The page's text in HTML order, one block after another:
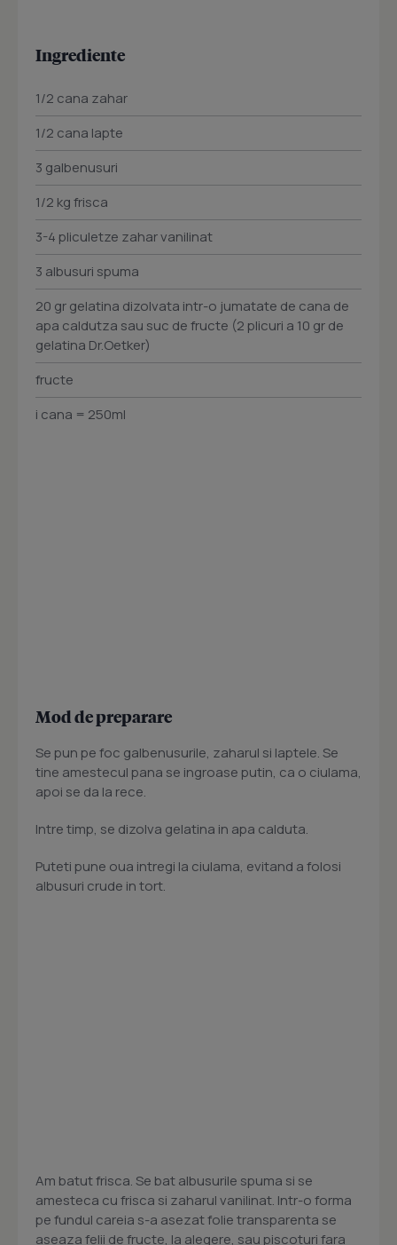
Ingrediente
1/2 cana zahar
1/2 cana lapte
3 galbenusuri
1/2 kg frisca
3-4 pliculetze zahar vanilinat
3 albusuri spuma
20 gr gelatina dizolvata intr-o jumatate de cana de
apa caldutza sau suc de fructe (2 plicuri a 10 gr de
gelatina Dr.Oetker)
fructe
i cana = 250ml
Mod de preparare
Se pun pe foc galbenusurile, zaharul si laptele. Se
tine amestecul pana se ingroase putin, ca o ciulama,
apoi se da la rece.
Intre timp, se dizolva gelatina in apa calduta.
Puteti pune oua intregi la ciulama, evitand a folosi
albusuri crude in tort.
Am batut frisca. Se bat albusurile spuma si se
amesteca cu frisca si zaharul vanilinat. Intr-o forma
pe fundul careia s-a asezat folie transparenta se
aseaza felii de fructe, la alegere, sau piscoturi fara